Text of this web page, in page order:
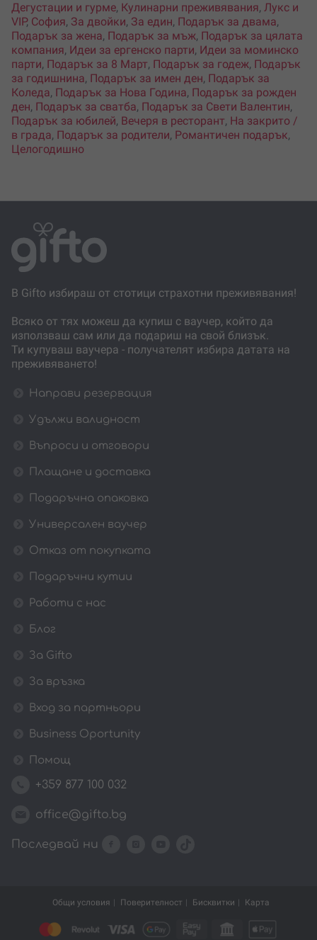
Дегустации и гурме, Кулинарни преживявания, Лукс и
VIP, София, За двойки, За един, Подарък за двама,
Подарък за жена, Подарък за мъж, Подарък за цялата
компания, Идеи за ергенско парти, Идеи за моминско
парти, Подарък за 8 Март, Подарък за годеж, Подарък
за годишнина, Подарък за имен ден, Подарък за
Коледа, Подарък за Нова Година, Подарък за рожден
ден, Подарък за сватба, Подарък за Свети Валентин,
Подарък за юбилей, Вечеря в ресторант, На закрито /
в града, Подарък за родители, Романтичен подарък,
Целогодишно
В Gifto избираш от стотици страхотни преживявания!
Всяко от тях можеш да купиш с ваучер, който да
използваш сам или да подариш на свой близък.
Ти купуваш ваучера - получателят избира датата на
преживяването!
Направи резервация
Удължи валидност
Въпроси и отговори
Плащане и доставка
Подаръчна опаковка
Универсален ваучер
Отказ от покупката
Подаръчни кутии
Работи с нас
Блог
За Gifto
За връзка
Вход за партньори
Business Oportunity
Помощ
+359 877 100 032
office@gifto.bg
Последвай ни
Общи условия Поверителност Бисквитки Карта